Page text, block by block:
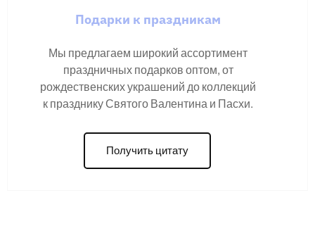
Подарки к праздникам
Мы предлагаем широкий ассортимент
праздничных подарков оптом, от
рождественских украшений до коллекций
к празднику Святого Валентина и Пасхи.
Получить цитату